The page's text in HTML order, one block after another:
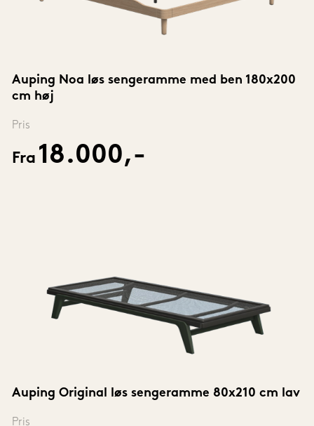
Auping Noa løs sengeramme med ben 180x200
cm høj
Pris
Fra 18.000,-
Auping Original løs sengeramme 80x210 cm lav
Pris